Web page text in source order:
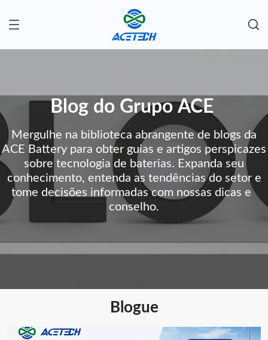
Blog do Grupo ACE
Mergulhe na biblioteca abrangente de blogs da
ACE Battery para obter guias e artigos perspicazes
sobre tecnologia de baterias. Expanda seu
conhecimento, entenda as tendências do setor e
tome decisões informadas com nossas dicas e
conselho.
Blogue